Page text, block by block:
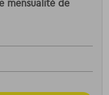
mensualité de